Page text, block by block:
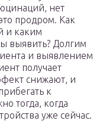
нет
продром. Как
и каким
выявить? Долгим
и выявлением
получает
снижают, и
к
тогда, когда
уже сейчас.